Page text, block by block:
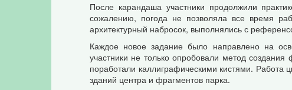
После карандаша участники продолжили
сожалению, погода не позволяла все время
архитектурный набросок, выполнялись с
Каждое новое задание было направлено на
участники не только опробовали метод
поработали каллиграфическими кистями.
зданий центра и фрагментов парка.